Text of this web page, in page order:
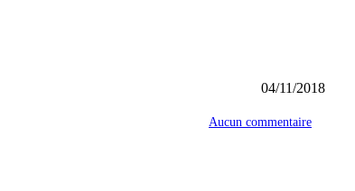
04/11/2018
Aucun commentaire